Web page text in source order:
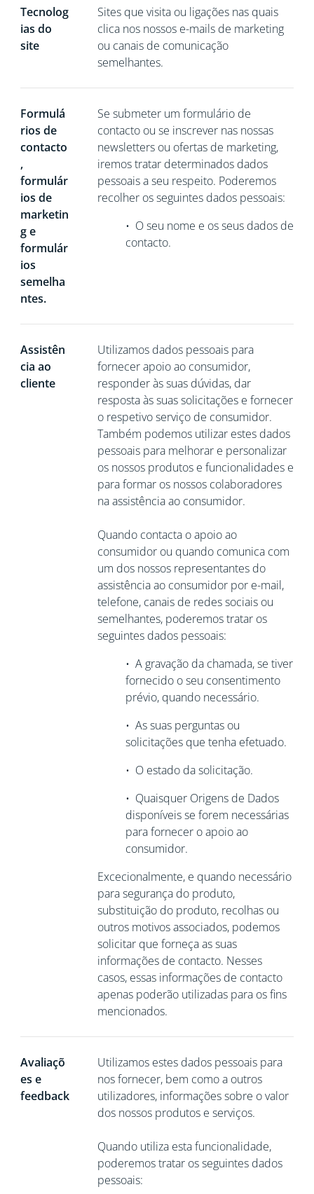
Tecnolog
ias do
site
Sites que visita ou ligações nas quais
clica nos nossos e-mails de marketing
ou canais de comunicação
semelhantes.
Formulá
rios de
contacto
,
formulár
ios de
marketin
g e
formulár
ios
semelha
ntes.
Se submeter um formulário de
contacto ou se inscrever nas nossas
newsletters ou ofertas de marketing,
iremos tratar determinados dados
pessoais a seu respeito. Poderemos
recolher os seguintes dados pessoais:
• O seu nome e os seus dados de
contacto.
Assistên
cia ao
cliente
Utilizamos dados pessoais para
fornecer apoio ao consumidor,
responder às suas dúvidas, dar
resposta às suas solicitações e fornecer
o respetivo serviço de consumidor.
Também podemos utilizar estes dados
pessoais para melhorar e personalizar
os nossos produtos e funcionalidades e
para formar os nossos colaboradores
na assistência ao consumidor.
Quando contacta o apoio ao
consumidor ou quando comunica com
um dos nossos representantes do
assistência ao consumidor por e-mail,
telefone, canais de redes sociais ou
semelhantes, poderemos tratar os
seguintes dados pessoais:
• A gravação da chamada, se tiver
fornecido o seu consentimento
prévio, quando necessário.
• As suas perguntas ou
solicitações que tenha efetuado.
• O estado da solicitação.
• Quaisquer Origens de Dados
disponíveis se forem necessárias
parafornecer o apoio ao
consumidor.
Excecionalmente, e quando necessário
para segurança do produto,
substituição do produto, recolhas ou
outros motivos associados, podemos
solicitar que forneça as suas
informações de contacto. Nesses
casos, essas informações de contacto
apenas poderão utilizadas para os fins
mencionados.
Avaliaçõ
es e
feedback
Utilizamos estes dados pessoais para
nos fornecer, bem como a outros
utilizadores, informações sobre o valor
dos nossos produtos e serviços.
Quando utiliza esta funcionalidade,
poderemos tratar os seguintes dados
pessoais: